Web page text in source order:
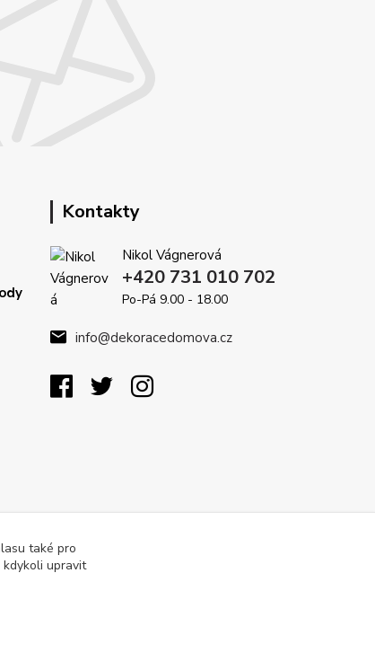
Kontakty
Nikol Vágnerová
+420 731 010 702
Po-Pá 9.00 - 18.00
info@dekoracedomova.cz
také pro
upravit